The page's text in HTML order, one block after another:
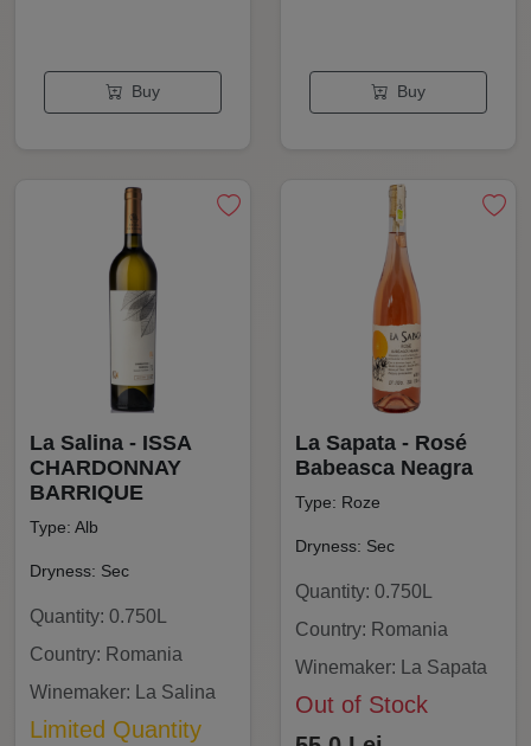
Buy Buy
La Salina - ISSA
CHARDONNAY
BARRIQUE
Type: Alb
Dryness: Sec
Quantity: 0.750L
Country: Romania
Winemaker: La Salina
Limited Quantity
La Sapata - Rosé
Babeasca Neagra
Type: Roze
Dryness: Sec
Quantity: 0.750L
Country: Romania
Winemaker: La Sapata
Out of Stock